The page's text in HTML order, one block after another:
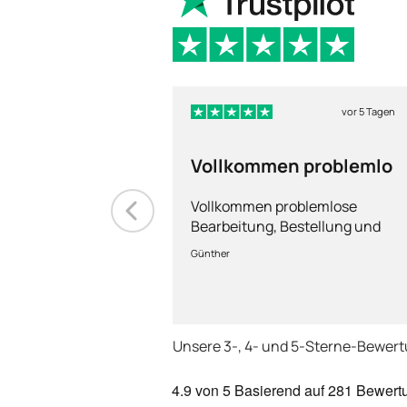
vor 5 Tagen
Vollkommen problemlo
Vollkommen problemlose
Bearbeitung, Bestellung und
Lieferung
Günther
Unsere 3-, 4- und 5-Sterne-
4.9 von 5 Basierend auf281